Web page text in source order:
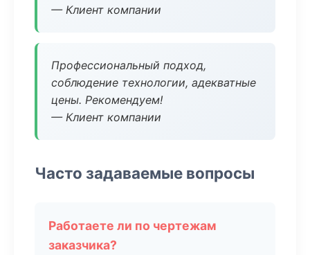
— Клиент компании
Профессиональный подход,
соблюдение технологии, адекватные
цены. Рекомендуем!
— Клиент компании
Часто задаваемые вопросы
Работаете ли по чертежам
заказчика?